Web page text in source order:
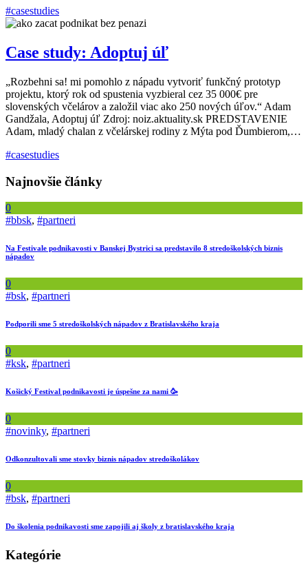
#casestudies
Case study: Adoptuj úľ
„Rozbehni sa! mi pomohlo z nápadu vytvoriť funkčný prototyp
projektu, ktorý rok od spustenia vyzbieral cez 35 000€ pre
slovenských včelárov a založil viac ako 250 nových úľov.“ Adam
Gandžala, Adoptuj úľ Zdroj: noiz.aktuality.sk PREDSTAVENIE
Adam, mladý chalan z včelárskej rodiny z Mýta pod Ďumbierom,…
#casestudies
Najnovšie články
0
#bbsk, #partneri
Na Festivale podnikavosti v Banskej Bystrici sa predstavilo 8 stredoškolských biznis
nápadov
0
#bsk, #partneri
Podporili sme 5 stredoškolských nápadov z Bratislavského kraja
0
#ksk, #partneri
Košický Festival podnikavosti je úspešne za nami 🥳
0
#novinky, #partneri
Odkonzultovali sme stovky biznis nápadov stredoškolákov
0
#bsk, #partneri
Do školenia podnikavosti sme zapojili aj školy z bratislavského kraja
Kategórie